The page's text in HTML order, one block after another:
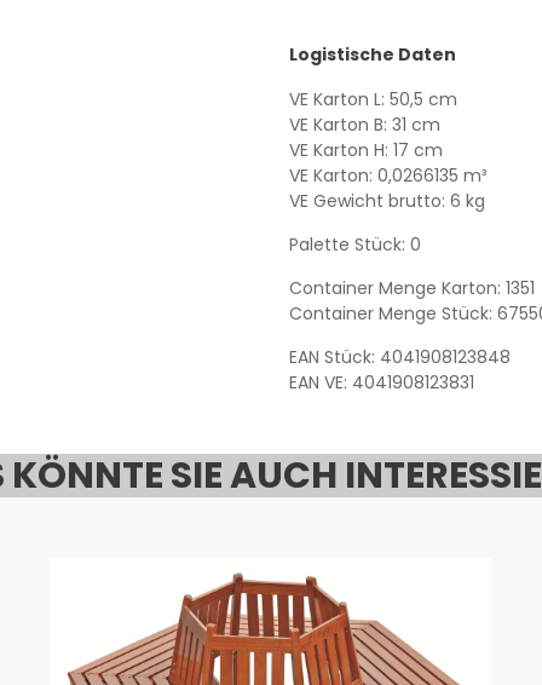
Logistische Daten
VE Karton L: 50,5 cm
VE Karton B: 31 cm
VE Karton H: 17 cm
VE Karton: 0,0266135 m³
VE Gewicht brutto: 6 kg
Palette Stück: 0
Container Menge Karton: 1351
Container Menge Stück:
EAN Stück: 4041908123848
EAN VE: 4041908123831
SIE AUCH